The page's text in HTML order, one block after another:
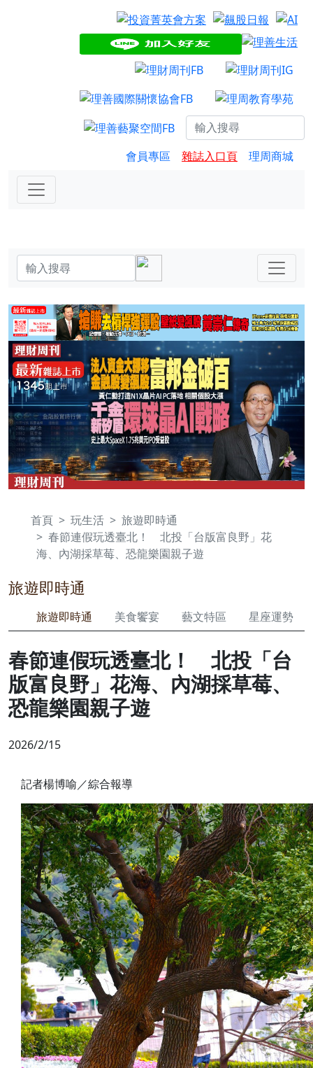
會員專區 雜誌入口頁 理周商城
首頁 玩生活
旅遊即時通
春節連假玩透臺北！ 北投「台版富良野」花
海、內湖採草莓、恐龍樂園親子遊
旅遊即時通
旅遊即時通 美食饗宴 藝文特區 星座運勢
春節連假玩透臺北！ 北投「台
版富良野」花海、內湖採草莓、
恐龍樂園親子遊
2026/2/15
記者楊博喻／綜合報導